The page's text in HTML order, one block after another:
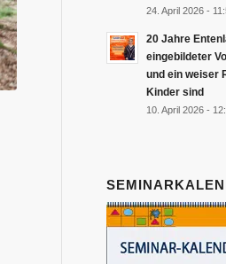
24. April 2026 -
20 Jahre
eingebildeter
und ein weiser
Kinder sind
10. April 2026 -